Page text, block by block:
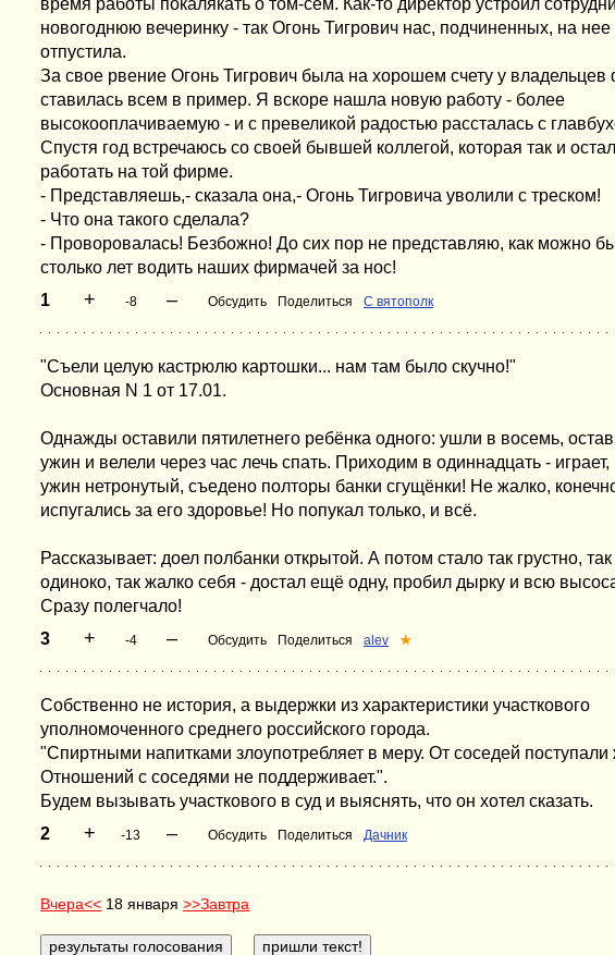
время работы покалякать о том-сем. Как-то директор устроил
новогоднюю вечеринку - так Огонь Тигрович нас, подчиненных, на нее
отпустила.
За свое рвение Огонь Тигрович была на хорошем счету у
ставилась всем в пример. Я вскоре нашла новую работу - более
высокооплачиваемую - и с превеликой радостью рассталась с
Спустя год встречаюсь со своей бывшей коллегой, которая так и
работать на той фирме.
- Представляешь,- сказала она,- Огонь Тигровича уволили с треском!
- Что она такого сделала?
- Проворовалась! Безбожно! До сих пор не представляю, как можно
столько лет водить наших фирмачей за нос!
1
+ -8 – Обсудить Поделиться С вятополк
"Съели целую кастрюлю картошки... нам там было скучно!"
Основная N 1 от 17.01.
Однажды оставили пятилетнего ребёнка одного: ушли в восемь,
ужин и велели через час лечь спать. Приходим в одиннадцать - играет,
ужин нетронутый, съедено полторы банки сгущёнки! Не жалко,
испугались за его здоровье! Но попукал только, и всё.
Рассказывает: доел полбанки открытой. А потом стало так грустно, так
одиноко, так жалко себя - достал ещё одну, пробил дырку и всю
Сразу полегчало!
3
+ -4 – Обсудить Поделиться alev ★
Собственно не история, а выдержки из характеристики участкового
уполномоченного среднего российского города.
"Спиртными напитками злоупотребляет в меру. От соседей
Отношений с соседями не поддерживает.".
Будем вызывать участкового в суд и выяснять, что он хотел сказать.
2
+ -13 – Обсудить Поделиться Дачник
Вчера<< 18 января >>Завтра